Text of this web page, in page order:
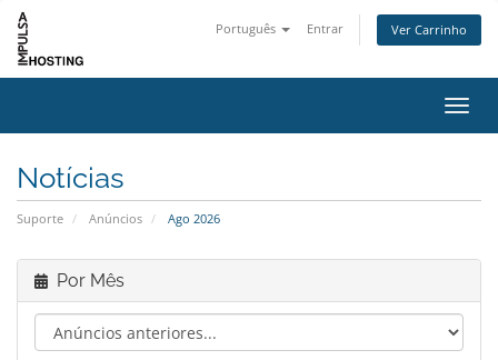
Português Entrar Ver Carrinho
Notícias
Suporte Anúncios Ago 2026
Por Mês